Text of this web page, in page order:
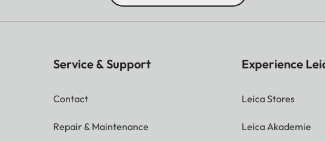
Service & Support
Contact
Repair & Maintenance
Experience
Leica Stores
Leica Akademie